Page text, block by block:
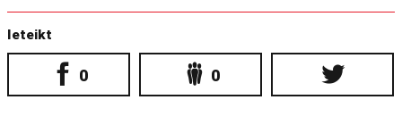
Ieteikt
0 0